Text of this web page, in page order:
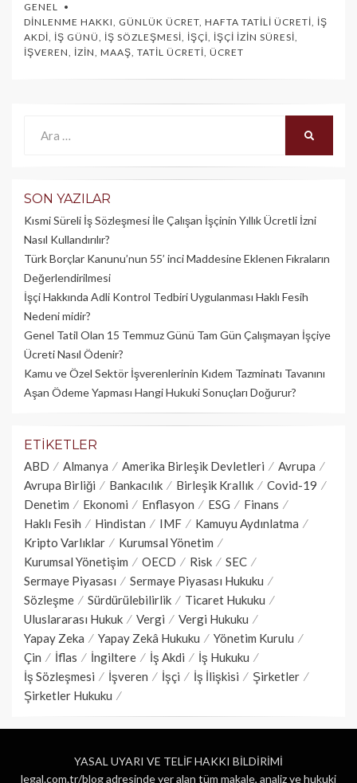
GENEL
DINLENME HAKKI, GÜNLÜK ÜCRET, HAFTA TATILI ÜCRETI, İŞ
AKDI, İŞ GÜNÜ, İŞ SÖZLEŞMESI, İŞÇI, İŞÇI İZIN SÜRESI,
İŞVEREN, İZIN, MAAŞ, TATIL ÜCRETI, ÜCRET
SON YAZILAR
Kısmi Süreli İş Sözleşmesi İle Çalışan İşçinin Yıllık Üc­retli İzni
Nasıl Kullandırılır?
Türk Borçlar Kanunu’nun 55’ inci Maddesine Eklenen Fıkraların
Değerlendirilmesi
İşçi Hakkında Adli Kontrol Tedbiri Uygulanması Haklı Fesih
Nedeni midir?
Genel Tatil Olan 15 Temmuz Günü Tam Gün Çalışmayan İşçiye
Ücreti Nasıl Ödenir?
Kamu ve Özel Sektör İşverenlerinin Kıdem Tazminatı Tavanını
Aşan Ödeme Yapması Hangi Hukuki Sonuçları Doğurur?
ETIKETLER
ABD Almanya Amerika Birleşik Devletleri
Avrupa
Avrupa Birliği
Bankacılık Birleşik Krallık
Covid-19
Denetim
Ekonomi Enflasyon ESG
Finans
Haklı Fesih
Hindistan IMF
Kamuyu Aydınlatma
Kripto Varlıklar
Kurumsal Yönetim
Kurumsal Yönetişim
OECD Risk
SEC
Sermaye Piyasası
Sermaye Piyasası Hukuku
Sözleşme
Sürdürülebilirlik
Ticaret Hukuku
Uluslararası Hukuk
Vergi
Vergi Hukuku
Yapay Zeka
Yapay Zekâ Hukuku
Yönetim Kurulu
Çin
İflas İngiltere İş Akdi
İş Hukuku
İş Sözleşmesi
İşveren İşçi İş İlişkisi
Şirketler
Şirketler Hukuku
YASAL UYARI VE TELİF HAKKI BİLDİRİMİ
legal.com.tr/blog adresinde yer alan tüm makale, analiz ve hukuki